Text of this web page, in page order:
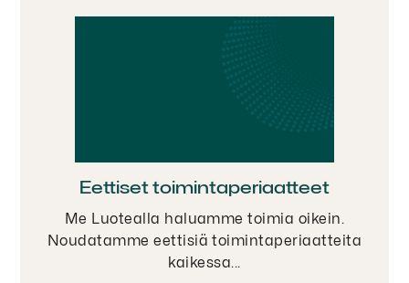
Eettiset toiminta­periaatteet
Me Luotealla haluamme toimia oikein.
Noudatamme eettisiä toimintaperiaatteita
kaikessa...